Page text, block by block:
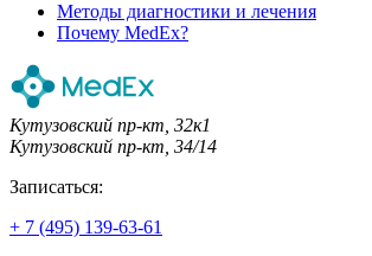
Методы диагностики и лечения
Почему MedEx?
Кутузовский пр-кт, 32к1
Кутузовский пр-кт, 34/14
Записаться:
+ 7 (495) 139-63-61